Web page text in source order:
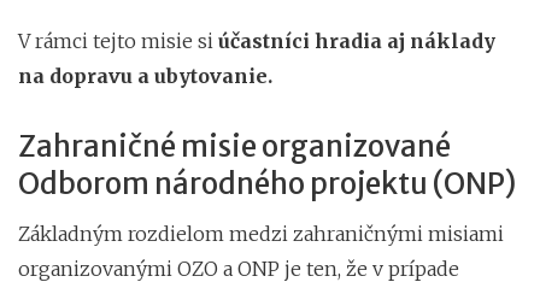
V rámci tejto misie si účastníci hradia aj náklady
na dopravu a ubytovanie.
Zahraničné misie organizované
Odborom národného projektu (ONP)
Základným rozdielom medzi zahraničnými misiami
organizovanými OZO a ONP je ten, že v prípade